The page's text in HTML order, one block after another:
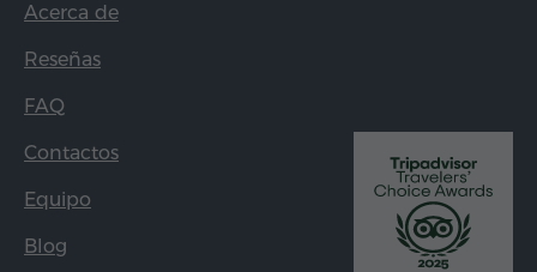
Acerca de
Reseñas
FAQ
Contactos
Equipo
Blog